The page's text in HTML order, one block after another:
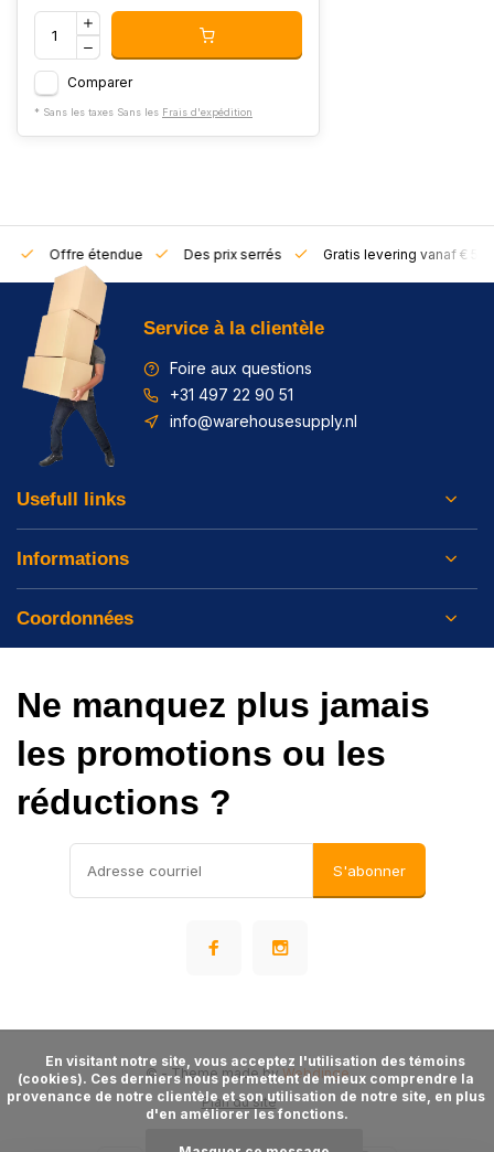
Comparer
* Sans les taxes Sans les Frais d'expédition
Offre étendue Des prix serrés Gratis levering vanaf €
Service à la clientèle
Foire aux questions
+31 497 22 90 51
info@warehousesupply.nl
Usefull links
Informations
Coordonnées
Ne manquez plus jamais
les promotions ou les
réductions ?
S'abonner
Plan du site
©- Theme made byWebdinge
(cookies). Ces derniers nous permettent de mieux comprendre la
provenance de notre clientèle et son utilisation de notre site, en plus
d'en améliorer les fonctions.